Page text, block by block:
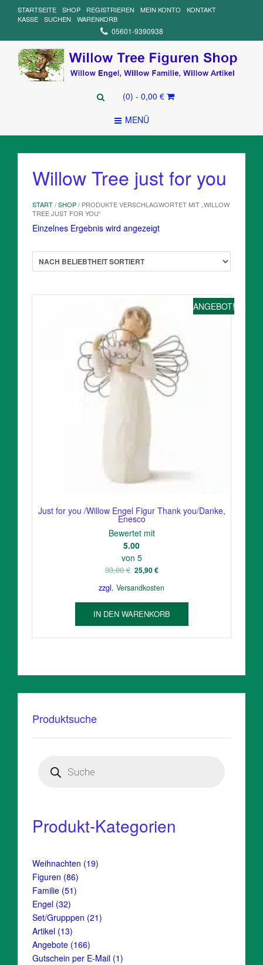
STARTSEITE SHOP REGISTRIEREN MEIN KONTO
KONTAKT
KASSE
SUCHEN WARENKORB
05601-9390938
(0) - 0,00 €
MENÜ
START/SHOP/ PRODUKTE VERSCHLAGWORTET MIT „WILLOW
TREE JUST FOR YOU“
Willow Tree just for you
Einzelnes Ergebnis wird angezeigt
ANGEBOT!
Just for you /Willow Engel Figur Thank you/Danke,
Enesco
Bewertet mit
5.00
von 5
33,00€ Ursprünglicher
war:
33,00 €
25,90€Aktueller
ist:
25,90 €.
zzgl. Versandkosten
IN DEN WARENKORB
Produktsuche
search
Produkt-Kategorien
Weihnachten 1919
Figuren 8686
Produkte
Familie 5151
Engel 3232
Produkte
Set/Grupppen 2121
Artikel 1313
Produkte
Angebote 166166
Produkte
Gutschein per E-Mail 11